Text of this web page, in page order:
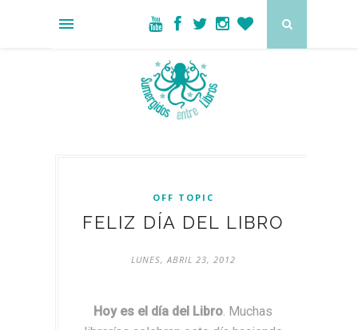
OFF TOPIC
FELIZ DÍA DEL LIBRO
LUNES, ABRIL 23, 2012
Hoy es el día del Libro. Muchas